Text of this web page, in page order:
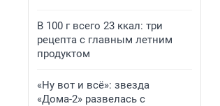
В 100 г всего 23 ккал: три
рецепта с главным летним
продуктом
«Ну вот и всё»: звезда
«Дома-2» развелась с